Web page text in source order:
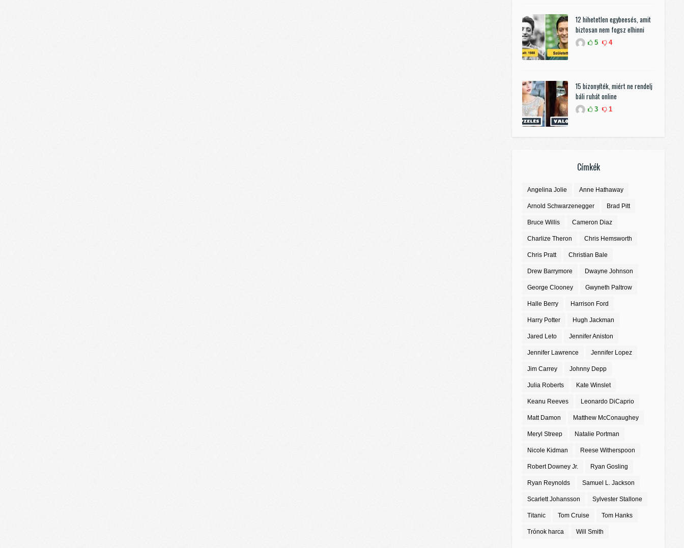
12 hihetetlen egybeesés, amit
biztosan nem fogsz elhinni
5 4
15 bizonyíték, miért ne rendelj
báli ruhát online
3 1
Címkék
Angelina Jolie Anne Hathaway
Arnold Schwarzenegger Brad Pitt
Bruce Willis Cameron Diaz
Charlize Theron Chris Hemsworth
Chris Pratt Christian Bale
Drew Barrymore Dwayne Johnson
George Clooney Gwyneth Paltrow
Halle Berry Harrison Ford
Harry Potter Hugh Jackman
Jared Leto Jennifer Aniston
Jennifer Lawrence Jennifer Lopez
Jim Carrey Johnny Depp
Julia Roberts Kate Winslet
Keanu Reeves Leonardo DiCaprio
Matt Damon Matthew McConaughey
Meryl Streep Natalie Portman
Nicole Kidman Reese Witherspoon
Robert Downey Jr. Ryan Gosling
Ryan Reynolds Samuel L. Jackson
Scarlett Johansson Sylvester Stallone
Titanic Tom Cruise Tom Hanks
Trónok harca Will Smith